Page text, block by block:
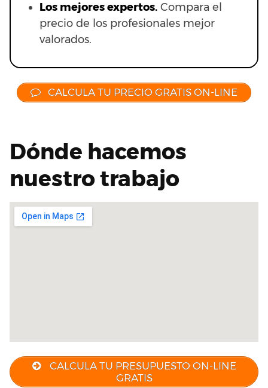
Los mejores expertos. Compara el
precio de los profesionales mejor
valorados.
CALCULA TU PRECIO GRATIS ON-LINE
Dónde hacemos
nuestro trabajo
CALCULA TU PRESUPUESTO ON-LINE
GRATIS